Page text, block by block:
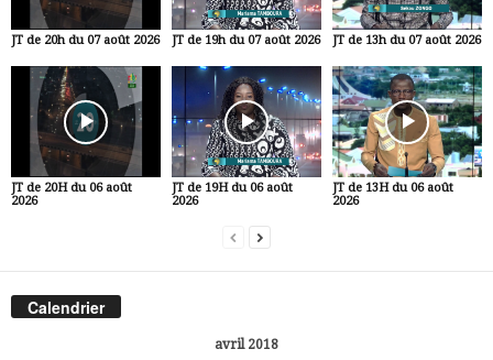
JT de 20h du 07 août 2026 JT de 19h du 07 août 2026 JT de 13h du 07 août 2026
JT de 20H du 06 août
2026
JT de 19H du 06 août
2026
JT de 13H du 06 août
2026
Calendrier
avril 2018